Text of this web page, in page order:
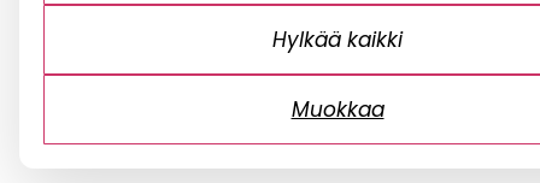
Hylkää kaikki
Muokkaa